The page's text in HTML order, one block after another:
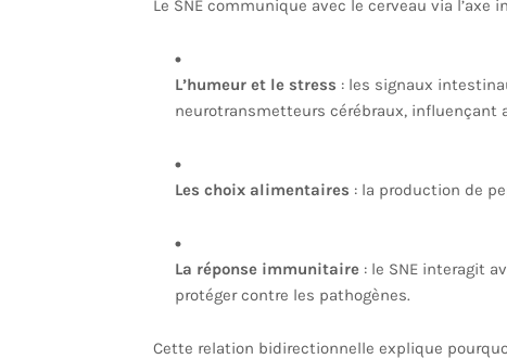
Le SNE communique avec le cerveau via l’axe
L’humeur et le stress : les signaux
neurotransmetteurs cérébraux, influençant
Les choix alimentaires : la production de
La réponse immunitaire: le SNE interagit
protéger contre les pathogènes.
Cette relation bidirectionnelle explique